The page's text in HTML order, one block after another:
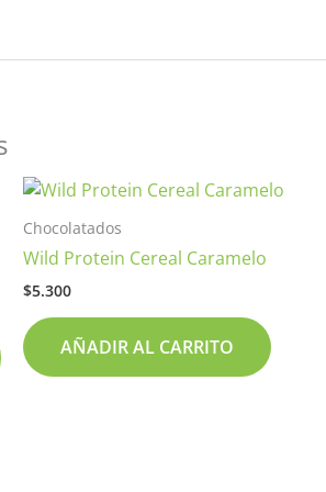
Este
producto
múltiples
variantes.
Las
opciones
Chocolatados
Wild Protein Cereal Caramelo
$5.300
AÑADIR AL CARRITO